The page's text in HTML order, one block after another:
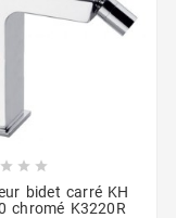
  
bidet carré KH
chromé K3220R